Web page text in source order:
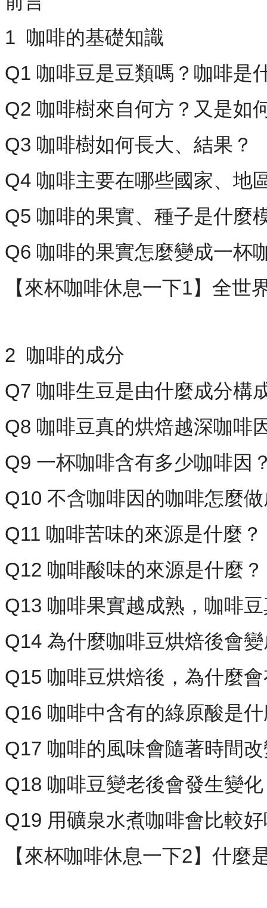
1 咖啡的基礎知識
Q1 咖啡豆是豆類嗎？咖啡是
Q2 咖啡樹來自何方？又是如
Q3 咖啡樹如何長大、結果？
Q4 咖啡主要在哪些國家、地
Q5 咖啡的果實、種子是什麼
Q6 咖啡的果實怎麼變成一杯
【來杯咖啡休息一下1】全世
2 咖啡的成分
Q7 咖啡生豆是由什麼成分構
Q8 咖啡豆真的烘焙越深咖啡
Q9 一杯咖啡含有多少咖啡因
Q10 不含咖啡因的咖啡怎麼
Q11 咖啡苦味的來源是什麼？
Q12 咖啡酸味的來源是什麼？
Q13 咖啡果實越成熟，咖啡
Q14 為什麼咖啡豆烘焙後會
Q15 咖啡豆烘焙後，為什麼
Q16 咖啡中含有的綠原酸是
Q17 咖啡的風味會隨著時間
Q18 咖啡豆變老後會發生變
Q19 用礦泉水煮咖啡會比較
【來杯咖啡休息一下2】什麼